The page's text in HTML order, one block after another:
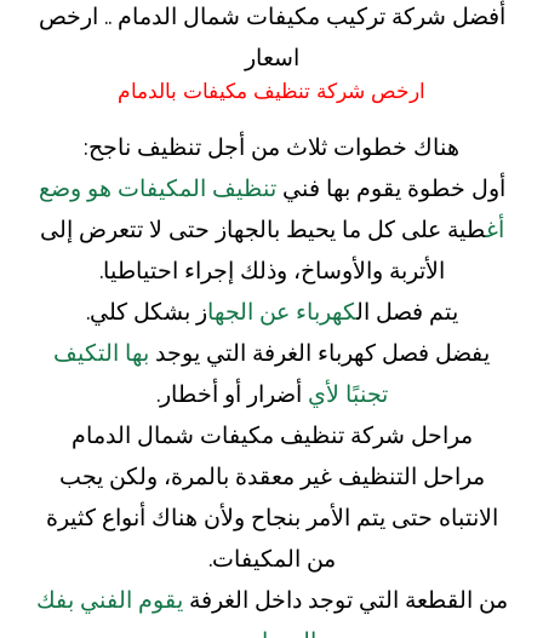
أفضل شركة تركيب مكيفات شمال الدمام .. ارخص
اسعار
ارخص شركة تنظيف مكيفات بالدمام
هناك خطوات ثلاث من أجل تنظيف ناجح:
أول خطوة يقوم بها فني تنظيف المكيفات هو وضع
أغطية على كل ما يحيط بالجهاز حتى لا تتعرض إلى
الأتربة والأوساخ، وذلك إجراء احتياطيا.
يتم فصل الكهرباء عن الجهاز بشكل كلي.
يفضل فصل كهرباء الغرفة التي يوجد بها التكيف
تجنبًا لأي أضرار أو أخطار.
مراحل شركة تنظيف مكيفات شمال الدمام
مراحل التنظيف غير معقدة بالمرة، ولكن يجب
الانتباه حتى يتم الأمر بنجاح ولأن هناك أنواع كثيرة
من المكيفات.
من القطعة التي توجد داخل الغرفة يقوم الفني بفك